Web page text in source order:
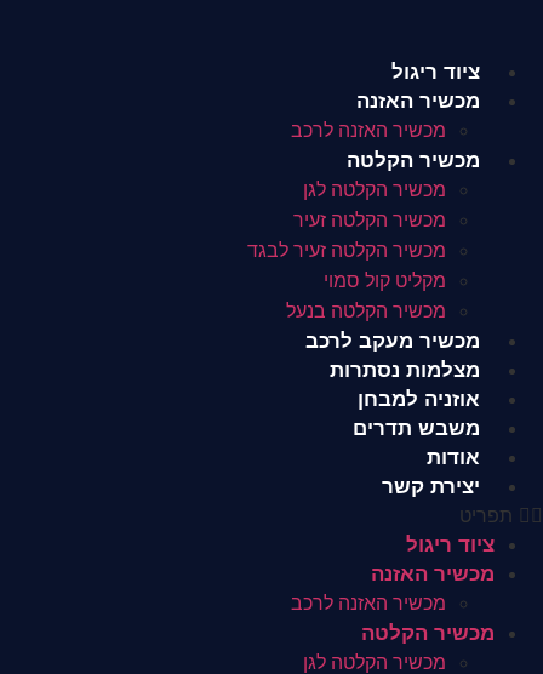
ציוד ריגול
מכשיר האזנה
מכשיר האזנה לרכב
מכשיר הקלטה
מכשיר הקלטה לגן
מכשיר הקלטה זעיר
מכשיר הקלטה זעיר לבגד
מקליט קול סמוי
מכשיר הקלטה בנעל
מכשיר מעקב לרכב
מצלמות נסתרות
אוזניה למבחן
משבש תדרים
אודות
יצירת קשר
תפריט
ציוד ריגול
מכשיר האזנה
מכשיר האזנה לרכב
מכשיר הקלטה
מכשיר הקלטה לגן